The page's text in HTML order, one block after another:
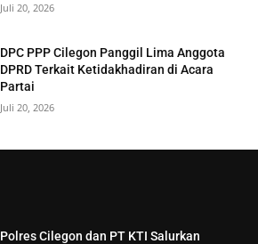
Juli 20, 2026
DPC PPP Cilegon Panggil Lima Anggota
DPRD Terkait Ketidakhadiran di Acara
Partai
Juli 20, 2026
Polres Cilegon dan PT KTI Salurkan